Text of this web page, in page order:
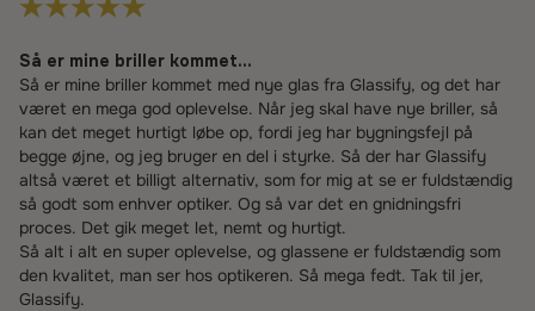
Så er mine briller kommet...
Så er mine briller kommet med nye glas fra Glassify, og det har
været en mega god oplevelse. Når jeg skal have nye briller, så
kan det meget hurtigt løbe op, fordi jeg har bygningsfejl på
begge øjne, og jeg bruger en del i styrke. Så der har Glassify
altså været et billigt alternativ, som for mig at se er fuldstændig
så godt som enhver optiker. Og så var det en gnidningsfri
proces. Det gik meget let, nemt og hurtigt.
Så alt i alt en super oplevelse, og glassene er fuldstændig som
den kvalitet, man ser hos optikeren. Så mega fedt. Tak til jer,
Glassify.